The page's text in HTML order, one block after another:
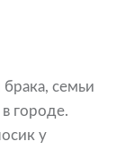
семьи
городе.
у